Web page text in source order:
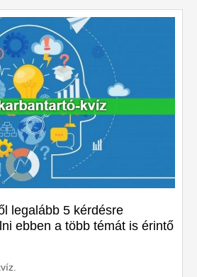
legalább 5 kérdésre
ebben a több témát is érintő